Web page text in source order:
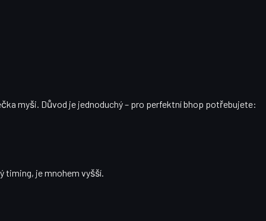
myši. Důvod je jednoduchý – pro perfektní bhop potřebujete:
timing, je mnohem vyšší.